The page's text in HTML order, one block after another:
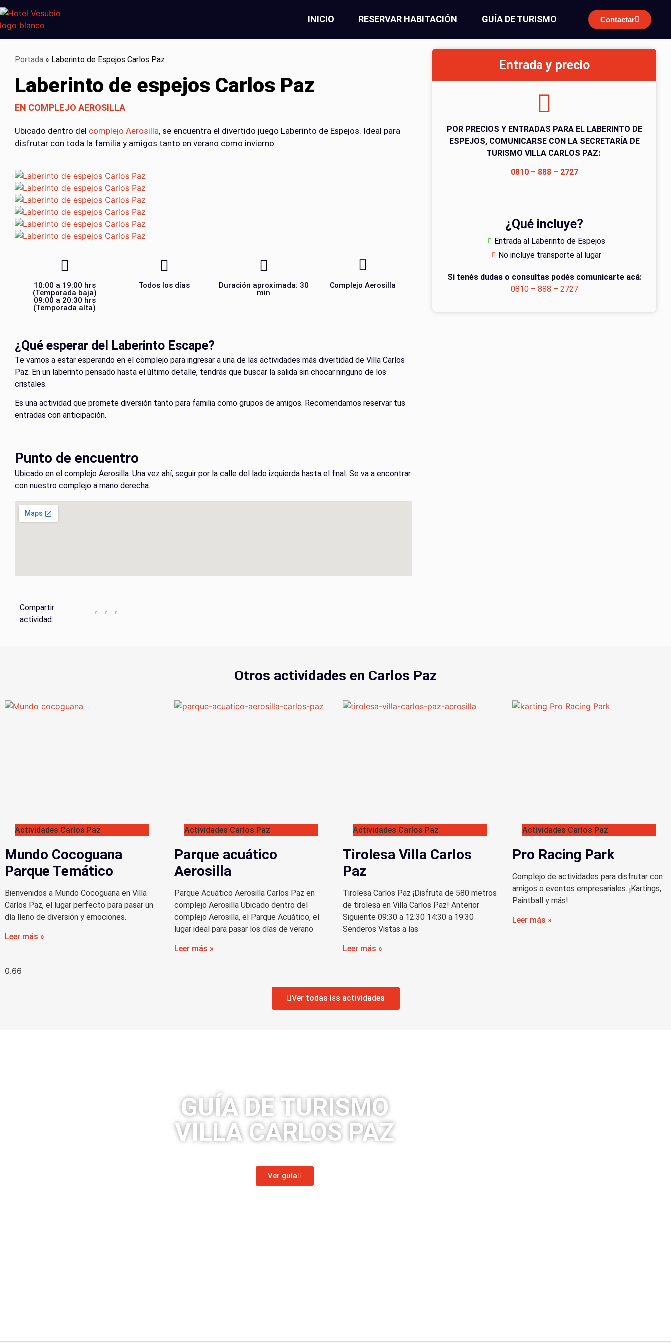
INICIO RESERVAR HABITACIÓN GUÍA DE TURISMO Contactar
Portada » Laberinto de Espejos Carlos Paz
Laberinto de espejos Carlos Paz
EN COMPLEJO AEROSILLA
Ubicado dentro del complejo Aerosilla, se encuentra el divertido juego Laberinto de Espejos. Ideal para
disfrutar con toda la familia y amigos tanto en verano como invierno.
10:00 a 19:00 hrs
(Temporada baja)
09:00 a 20:30 hrs
(Temporada alta)
Todos los días
Duración aproximada: 30
min
Complejo Aerosilla
¿Qué esperar del Laberinto Escape?
Te vamos a estar esperando en el complejo para ingresar a una de las actividades más divertidad de Villa Carlos
Paz. En un laberinto pensado hasta el último detalle, tendrás que buscar la salida sin chocar ninguno de los
cristales.
Es una actividad que promete diversión tanto para familia como grupos de amigos. Recomendamos reservar tus
entradas con anticipación.
Punto de encuentro
Ubicado en el complejo Aerosilla. Una vez ahí, seguir por la calle del lado izquierda hasta el final. Se va a encontrar
con nuestro complejo a mano derecha.
Compartir
actividad:
Entrada y precio
POR PRECIOS Y ENTRADAS PARA EL LABERINTO DE
ESPEJOS, COMUNICARSE CON LA SECRETARÍA DE
TURISMO VILLA CARLOS PAZ:
0810 – 888 – 2727
¿Qué incluye?
Entrada al Laberinto de Espejos
No incluye transporte al lugar
Si tenés dudas o consultas podés comunicarte acá:
0810 – 888 – 2727
Otros actividades en Carlos Paz
Actividades Carlos Paz
Mundo Cocoguana
Parque Temático
Bienvenidos a Mundo Cocoguana en Villa
Carlos Paz, el lugar perfecto para pasar un
día lleno de diversión y emociones.
Leer más »
Actividades Carlos Paz
Parque acuático
Aerosilla
Parque Acuático Aerosilla Carlos Paz en
complejo Aerosilla Ubicado dentro del
complejo Aerosilla, el Parque Acuático, el
lugar ideal para pasar los días de verano
Leer más »
Actividades Carlos Paz
Tirolesa Villa Carlos
Paz
Tirolesa Carlos Paz ¡Disfruta de 580 metros
de tirolesa en Villa Carlos Paz! Anterior
Siguiente 09:30 a 12:30 14:30 a 19:30
Senderos Vistas a las
Leer más »
Actividades Carlos Paz
Pro Racing Park
Complejo de actividades para disfrutar con
amigos o eventos empresariales. ¡Kartings,
Paintball y más!
Leer más »
Ver todas las actividades
GUÍA DE TURISMO
VILLA CARLOS PAZ
Ver guía